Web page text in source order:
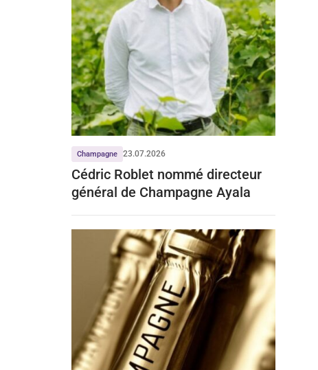
Champagne 23.07.2026
Cédric Roblet nommé directeur
général de Champagne Ayala